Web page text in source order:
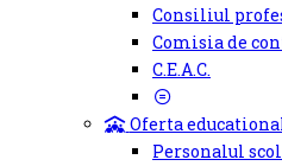
Consiliul
Comisia de
C.E.A.C.
Oferta
Personalul